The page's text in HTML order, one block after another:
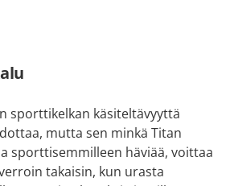
sporttikelkan käsiteltävyyttä
mutta sen minkä Titan
sporttisemmilleen häviää, voittaa
takaisin, kun urasta